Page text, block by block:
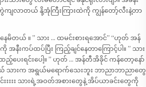
ကျလာတယ် နို့အုံကြီးကြားထဲကို ကျွန်တော့်လီးနဲ့တာ
တယ် ။ ” သား … ထမင်းစားရအောင်” “ဟုတ် အန်
ကပ်ထပ်ပြီး ကြည့်ချင်နေတာကြောင့်ပါ။ ” သား
ပေးရင်းပေါ့။ ” ဟုတ် … အန်တီအိခိုင် ကန်တော့နော်
းမယ် သားက အရွယ်မရောက်သေးဘူး ဘာညာဘာညာတွေ
းးးးး သားရဲ့အဝတ်အစားတွေနဲ့ အိပ်ယာခင်းတွေကို